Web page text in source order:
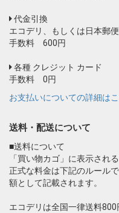
代金引換
エコデリ、もしくは日本郵便
手数料 600円
各種 クレジット カード
手数料 0円
お支払いについての詳細は
送料・配送について
■送料について
「買い物カゴ」に表示され
正式な料金は下記のルール
額として記載されます。
エコデリは全国一律送料